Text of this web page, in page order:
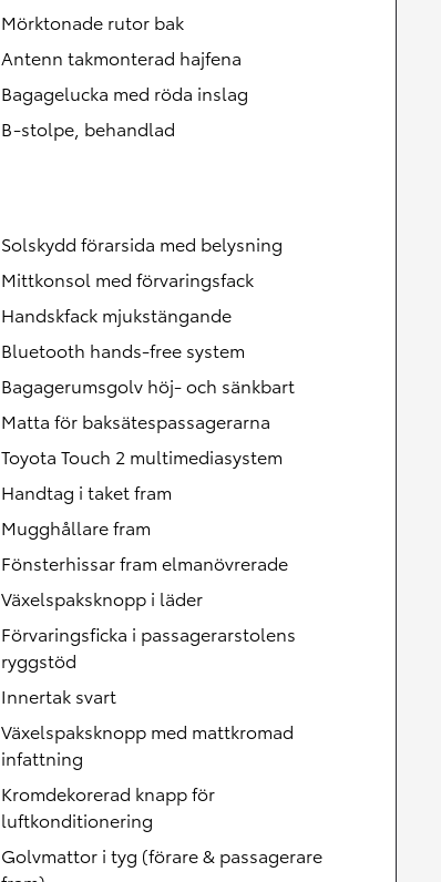
Mörktonade rutor bak
Antenn takmonterad hajfena
Bagagelucka med röda inslag
B-stolpe, behandlad
Solskydd förarsida med belysning
Mittkonsol med förvaringsfack
Handskfack mjukstängande
Bluetooth hands-free system
Bagagerumsgolv höj- och sänkbart
Matta för baksätespassagerarna
Toyota Touch 2 multimediasystem
Handtag i taket fram
Mugghållare fram
Fönsterhissar fram elmanövrerade
Växelspaksknopp i läder
Förvaringsficka i passagerarstolens
ryggstöd
Innertak svart
Växelspaksknopp med mattkromad
infattning
Kromdekorerad knapp för
luftkonditionering
Golvmattor i tyg (förare & passagerare